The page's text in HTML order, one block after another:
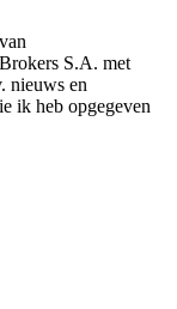
S.A. met
nieuws en
ik heb opgegeven